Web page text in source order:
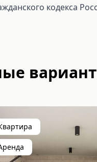
кодекса